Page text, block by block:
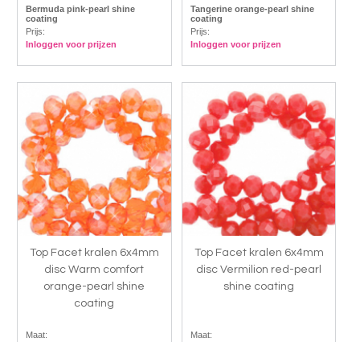
Bermuda pink-pearl shine
coating
Prijs:
Inloggen voor prijzen
Tangerine orange-pearl shine
coating
Prijs:
Inloggen voor prijzen
Top Facet kralen 6x4mm
disc Warm comfort
orange-pearl shine
coating
Maat:
Top Facet kralen 6x4mm
disc Vermilion red-pearl
shine coating
Maat: